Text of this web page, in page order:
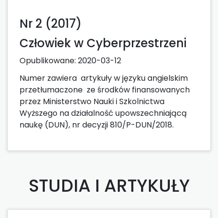
Nr 2 (2017)
Człowiek w Cyberprzestrzeni
Opublikowane: 2020-03-12
Numer zawiera artykuły w języku angielskim
przetłumaczone ze środków finansowanych
przez Ministerstwo Nauki i Szkolnictwa
Wyższego na działalność upowszechniającą
naukę (DUN), nr decyzji 810/P-DUN/2018.
STUDIA I ARTYKUŁY